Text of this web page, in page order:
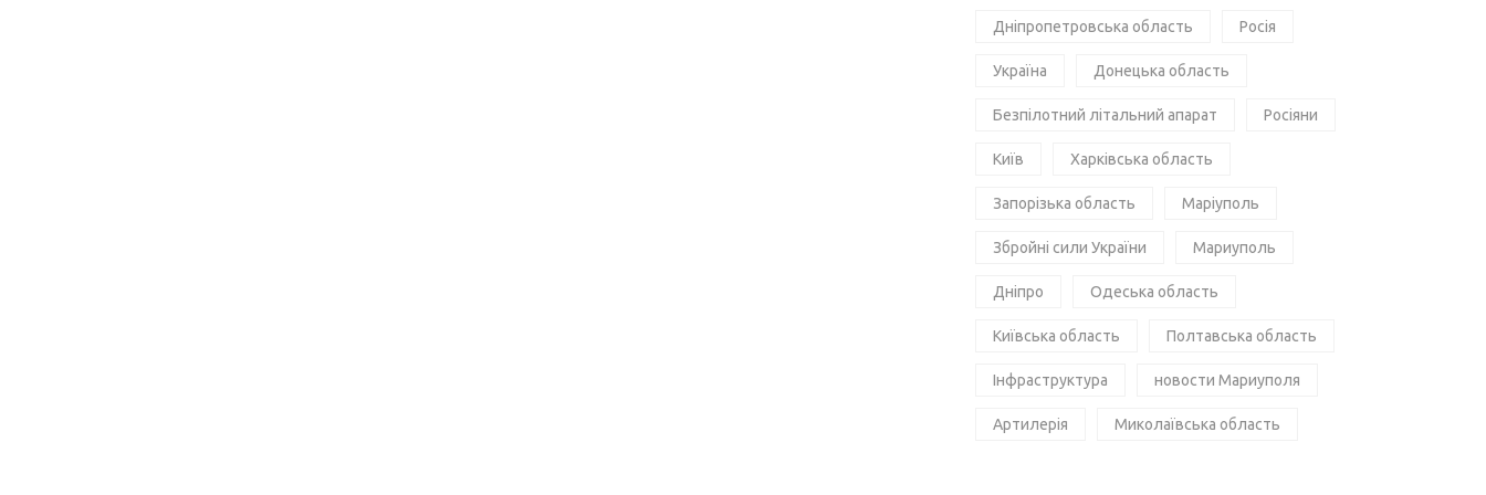
Дніпропетровська область Росія
Україна Донецька область
Безпілотний літальний апарат Росіяни
Київ Харківська область
Запорізька область Маріуполь
Збройні сили України Мариуполь
Дніпро Одеська область
Київська область Полтавська область
Інфраструктура новости Мариуполя
Артилерія Миколаївська область